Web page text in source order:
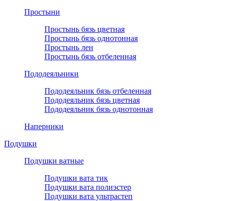
Простыни
Простынь бязь цветная
Простынь бязь однотонная
Простынь лен
Простынь бязь отбеленная
Пододеяльники
Пододеяльник бязь отбеленная
Пододеяльник бязь цветная
Пододеяльник бязь однотонная
Наперники
Подушки
Подушки ватные
Подушки вата тик
Подушки вата полиэстер
Подушки вата ультрастеп